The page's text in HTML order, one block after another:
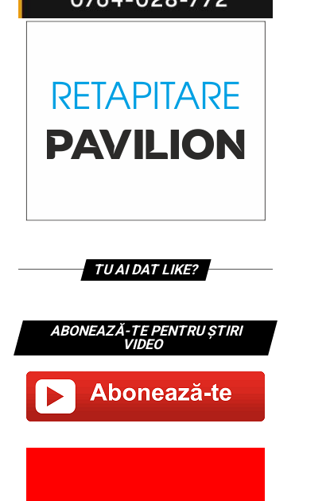
TU AI DAT LIKE?
ABONEAZĂ-TE PENTRU ȘTIRI
VIDEO